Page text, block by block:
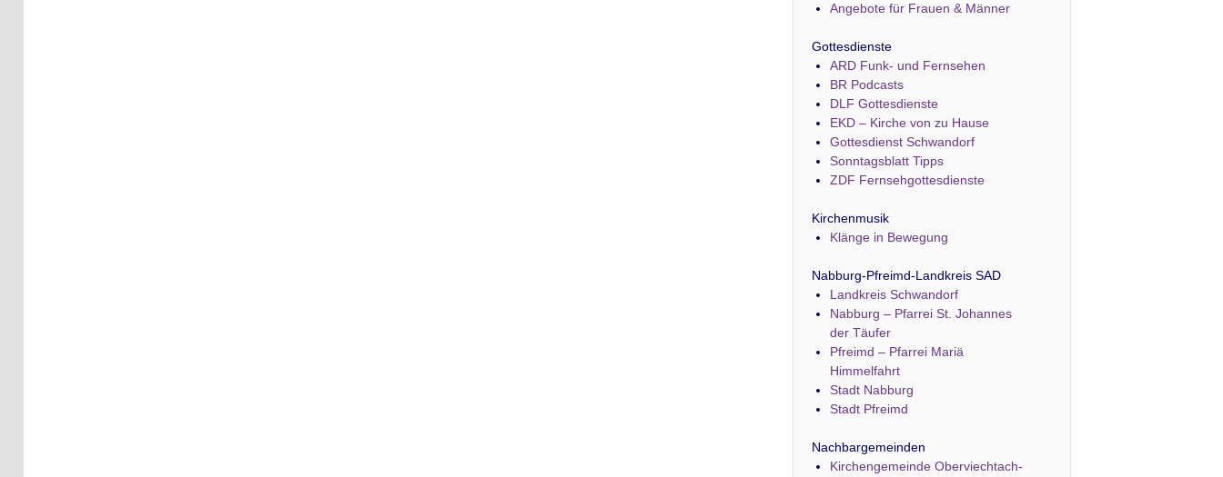
Angebote für Frauen & Männer
Gottesdienste
ARD Funk- und Fernsehen
BR Podcasts
DLF Gottesdienste
EKD – Kirche von zu Hause
Gottesdienst Schwandorf
Sonntagsblatt Tipps
ZDF Fernsehgottesdienste
Kirchenmusik
Klänge in Bewegung
Nabburg-Pfreimd-Landkreis SAD
Landkreis Schwandorf
Nabburg – Pfarrei St. Johannes
der Täufer
Pfreimd – Pfarrei Mariä
Himmelfahrt
Stadt Nabburg
Stadt Pfreimd
Nachbargemeinden
Kirchengemeinde Oberviechtach-